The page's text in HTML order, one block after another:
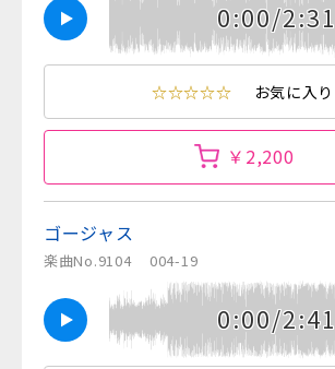
0:00/2:31
☆☆☆☆☆ お気に入り
￥2,200
ゴージャス
楽曲No.9104 004-19
0:00/2:41